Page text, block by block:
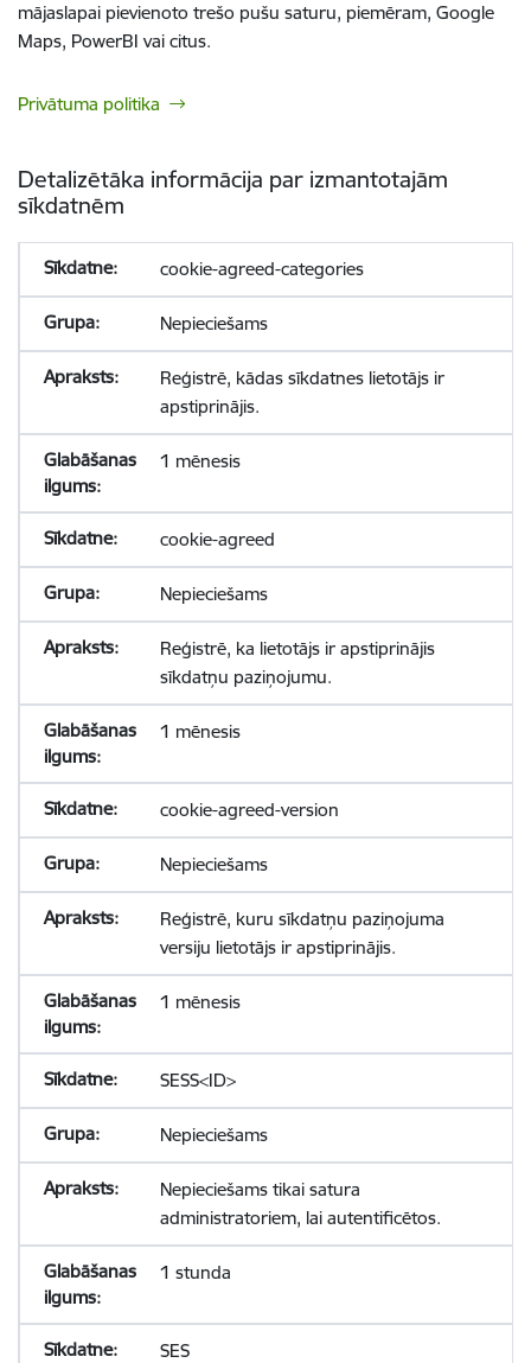
mājaslapai pievienoto trešo pušu saturu, piemēram, Google
Maps, PowerBI vai citus.
Privātuma politika
Detalizētāka informācija par izmantotajām
sīkdatnēm
cookie-agreed-categories
Nepieciešams
Reģistrē, kādas sīkdatnes lietotājs ir
apstiprinājis.
1 mēnesis
cookie-agreed
Nepieciešams
Reģistrē, ka lietotājs ir apstiprinājis
sīkdatņu paziņojumu.
1 mēnesis
cookie-agreed-version
Nepieciešams
Reģistrē, kuru sīkdatņu paziņojuma
versiju lietotājs ir apstiprinājis.
1 mēnesis
SESS<ID>
Nepieciešams
Nepieciešams tikai satura
administratoriem, lai autentificētos.
1 stunda
SES